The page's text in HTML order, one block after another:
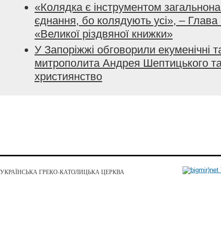
«Колядка є інструментом
єднання, бо колядують усі», – Глава
«Великої різдвяної книжки»
У Запоріжжі обговорили екуменічні
митрополита Андрея Шептицького
християнство
УКРАЇНСЬКА ГРЕКО-КАТОЛИЦЬКА ЦЕРКВА